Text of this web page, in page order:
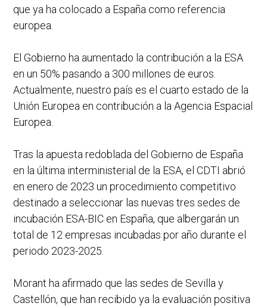
que ya ha colocado a España como referencia
europea.
El Gobierno ha aumentado la contribución a la ESA
en un 50% pasando a 300 millones de euros.
Actualmente, nuestro país es el cuarto estado de la
Unión Europea en contribución a la Agencia Espacial
Europea.
Tras la apuesta redoblada del Gobierno de España
en la última interministerial de la ESA, el CDTI abrió
en enero de 2023 un procedimiento competitivo
destinado a seleccionar las nuevas tres sedes de
incubación ESA-BIC en España, que albergarán un
total de 12 empresas incubadas por año durante el
periodo 2023-2025.
Morant ha afirmado que las sedes de Sevilla y
Castellón, que han recibido ya la evaluación positiva